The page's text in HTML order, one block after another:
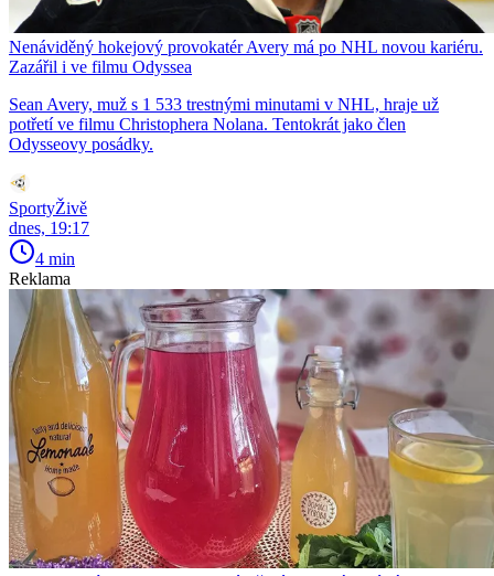
Nenáviděný hokejový provokatér Avery má po NHL novou kariéru.
Zazářil i ve filmu Odyssea
Sean Avery, muž s 1 533 trestnými minutami v NHL, hraje už
potřetí ve filmu Christophera Nolana. Tentokrát jako člen
Odysseovy posádky.
SportyŽivě
dnes, 19:17
4 min
Reklama